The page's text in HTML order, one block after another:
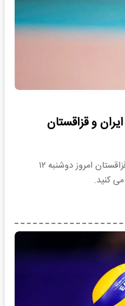
و قزاقستان
نتیجه و خلاصه بازی والیبال ایران و قزاقستان امروز دوشنبه ۱۲